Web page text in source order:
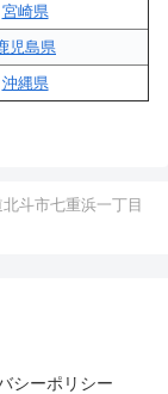
宮崎県
児島県
沖縄県
斗市七重浜一丁目
シーポリシー